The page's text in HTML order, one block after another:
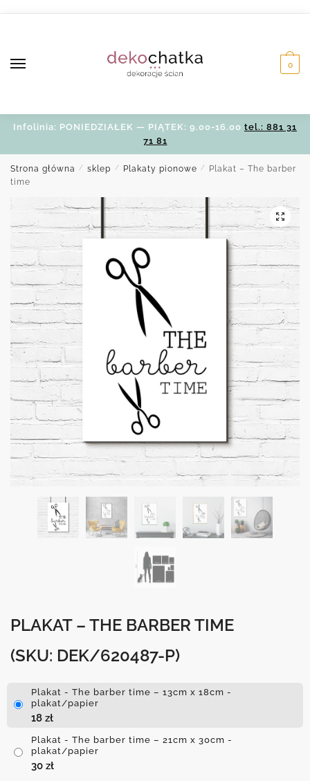
0
Infolinia: PONIEDZIAŁEK — PIĄTEK: 9.00-16.00 tel.: 881 31
71 81
Strona główna / sklep / Plakaty pionowe /
Plakat – The barber
time
PLAKAT – THE BARBER TIME
(SKU: DEK/620487-P)
Plakat - The barber time – 13cm x 18cm -
plakat/papier
18 zł
Plakat - The barber time – 21cm x 30cm -
plakat/papier
30 zł